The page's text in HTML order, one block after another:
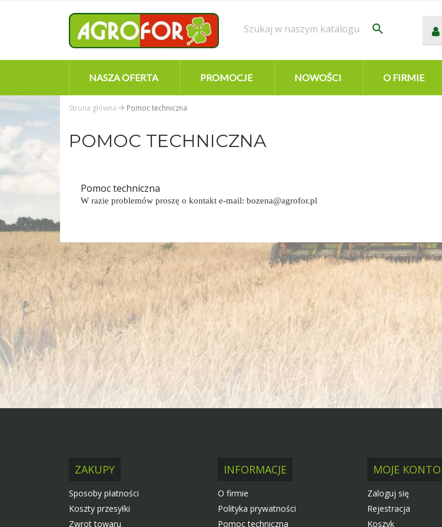
search
NASZA OFERTA PROMOCJE NOWOŚCI O FIRMIE
Strona główna Pomoc techniczna
POMOC TECHNICZNA
Pomoc techniczna
W razie problemów proszę o kontakt e-mail: bozena@agrofor.pl
ZAKUPY
Sposoby płatności
Koszty przesyłki
Zwrot towaru
INFORMACJE
O firmie
Polityka prywatności
Pomoc techniczna
MOJE KONTO
Zaloguj się
Rejestracja
Koszyk